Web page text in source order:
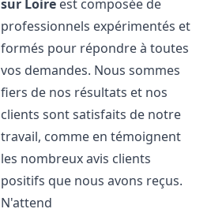
sur Loire est composée de
professionnels expérimentés et
formés pour répondre à toutes
vos demandes. Nous sommes
fiers de nos résultats et nos
clients sont satisfaits de notre
travail, comme en témoignent
les nombreux avis clients
positifs que nous avons reçus.
N'attend